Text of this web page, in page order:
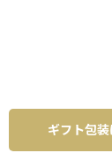
ギフト包